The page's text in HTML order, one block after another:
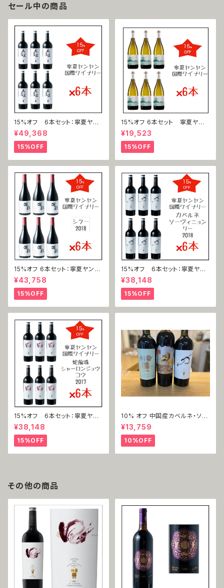
セール中の商品
15%オフ 6本セット：寧夏ヤン
ヤン国際ワイナリー 馬瑟蘭（マ
ルスラン）2019
¥49,368
15%OFF
15%オフ 6本セット 寧夏ヤン
ヤン国際ワイナリー 寧夏ヤン
ヤン国際ワイナリー 霞多麗（シ
ャルドネ）2021
¥19,523
15%OFF
15%オフ 6本セット：寧夏ヤンヤ
ン国際ワイナリー 西拉（シラ
ー）2019
¥43,758
15%OFF
15%オフ 6本セット：寧夏ヤン
ヤン国際ワイナリー 赤霞珠 力
（カベルネ・ソーヴィニヨン＝リ
ー ）2018
¥38,148
15%OFF
15%オフ 6本セット：寧夏ヤン
ヤン国際ワイナリー 蛇龍珠 口
（シャーロンジュウ＝コウ）2017
¥38,148
15%OFF
10% オフ 中国産カベルネ・ソー
ヴィニョン3本セット
¥13,759
10%OFF
その他の商品